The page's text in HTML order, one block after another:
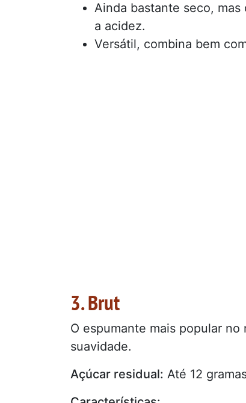
Ainda bastante seco,
a acidez.
Versátil, combina bem
3. Brut
O espumante mais popular
suavidade.
Açúcar residual: Até 12